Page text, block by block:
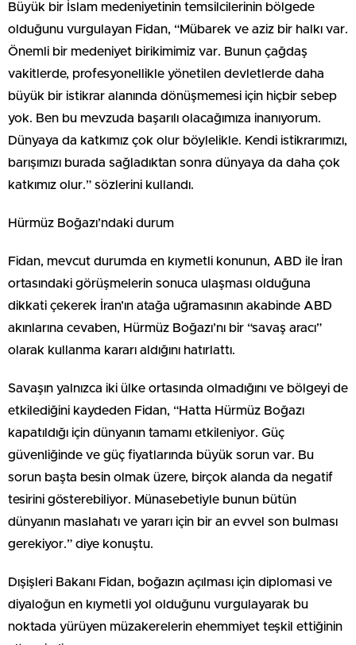
Büyük bir İslam medeniyetinin temsilcilerinin bölgede
olduğunu vurgulayan Fidan, “Mübarek ve aziz bir halkı var.
Önemli bir medeniyet birikimimiz var. Bunun çağdaş
vakitlerde, profesyonellikle yönetilen devletlerde daha
büyük bir istikrar alanında dönüşmemesi için hiçbir sebep
yok. Ben bu mevzuda başarılı olacağımıza inanıyorum.
Dünyaya da katkımız çok olur böylelikle. Kendi istikrarımızı,
barışımızı burada sağladıktan sonra dünyaya da daha çok
katkımız olur.” sözlerini kullandı.
Hürmüz Boğazı’ndaki durum
Fidan, mevcut durumda en kıymetli konunun, ABD ile İran
ortasındaki görüşmelerin sonuca ulaşması olduğuna
dikkati çekerek İran’ın atağa uğramasının akabinde ABD
akınlarına cevaben, Hürmüz Boğazı’nı bir “savaş aracı”
olarak kullanma kararı aldığını hatırlattı.
Savaşın yalnızca iki ülke ortasında olmadığını ve bölgeyi de
etkilediğini kaydeden Fidan, “Hatta Hürmüz Boğazı
kapatıldığı için dünyanın tamamı etkileniyor. Güç
güvenliğinde ve güç fiyatlarında büyük sorun var. Bu
sorun başta besin olmak üzere, birçok alanda da negatif
tesirini gösterebiliyor. Münasebetiyle bunun bütün
dünyanın maslahatı ve yararı için bir an evvel son bulması
gerekiyor.” diye konuştu.
Dışişleri Bakanı Fidan, boğazın açılması için diplomasi ve
diyaloğun en kıymetli yol olduğunu vurgulayarak bu
noktada yürüyen müzakerelerin ehemmiyet teşkil ettiğinin